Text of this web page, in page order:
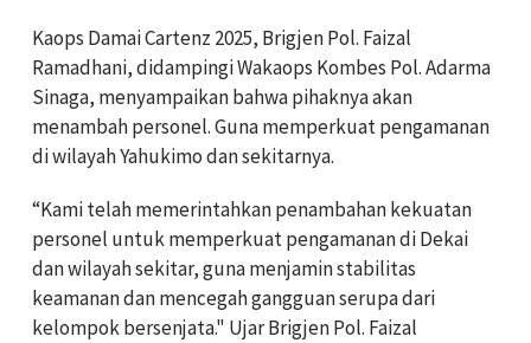
Kaops Damai Cartenz 2025, Brigjen Pol. Faizal
Ramadhani, didampingi Wakaops Kombes Pol. Adarma
Sinaga, menyampaikan bahwa pihaknya akan
menambah personel. Guna memperkuat pengamanan
di wilayah Yahukimo dan sekitarnya.
“Kami telah memerintahkan penambahan kekuatan
personel untuk memperkuat pengamanan di Dekai
dan wilayah sekitar, guna menjamin stabilitas
keamanan dan mencegah gangguan serupa dari
kelompok bersenjata." Ujar Brigjen Pol. Faizal